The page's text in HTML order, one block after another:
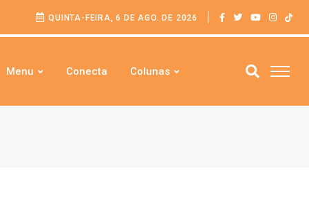
QUINTA-FEIRA, 6 DE AGO. DE 2026
Menu Conecta Colunas